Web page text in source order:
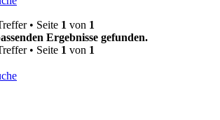
• Seite 1 von 1
Ergebnisse gefunden.
• Seite 1 von 1